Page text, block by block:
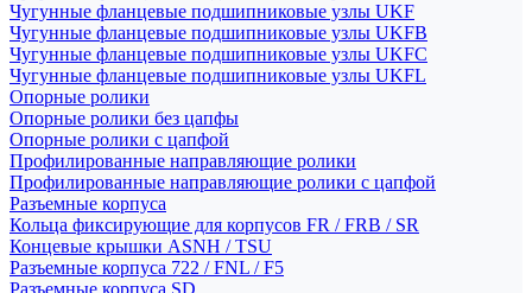
Чугунные фланцевые подшипниковые узлы UKF
Чугунные фланцевые подшипниковые узлы UKFB
Чугунные фланцевые подшипниковые узлы UKFC
Чугунные фланцевые подшипниковые узлы UKFL
Опорные ролики
Опорные ролики без цапфы
Опорные ролики с цапфой
Профилированные направляющие ролики
Профилированные направляющие ролики с цапфой
Разъемные корпуса
Кольца фиксирующие для корпусов FR / FRB / SR
Концевые крышки ASNH / TSU
Разъемные корпуса 722 / FNL / F5
Разъемные корпуса SD